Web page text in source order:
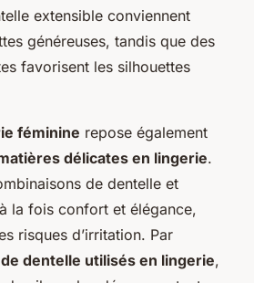
extensible conviennent
généreuses, tandis que des
favorisent les silhouettes
féminine repose également
délicates en lingerie.
de dentelle et
la fois confort et élégance,
risques d’irritation. Par
dentelle utilisés en lingerie,